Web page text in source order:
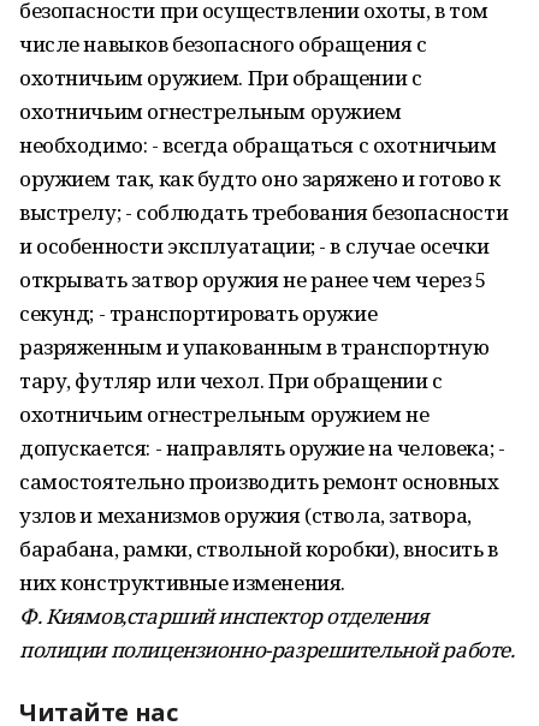
безопасности при осуществлении охоты, в том
числе навыков безопасного обращения с
охотничьим оружием. При обращении с
охотничьим огнестрельным оружием
необходимо: - всегда обращаться с охотничьим
оружием так, как будто оно заряжено и готово к
выстрелу; - соблюдать требования безопасности
и особенности эксплуатации; - в случае осечки
открывать затвор оружия не ранее чем через 5
секунд; - транспортировать оружие
разряженным и упакованным в транспортную
тару, футляр или чехол. При обращении с
охотничьим огнестрельным оружием не
допускается: - направлять оружие на человека; -
самостоятельно производить ремонт основных
узлов и механизмов оружия (ствола, затвора,
барабана, рамки, ствольной коробки), вносить в
них конструктивные изменения.
Ф. Киямов,старший инспектор отделения
полиции полицензионно-разрешительной работе.
Читайте нас